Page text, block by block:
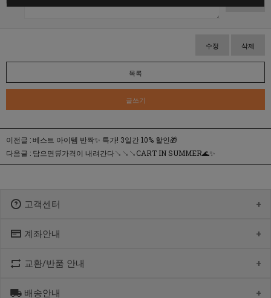
수정 삭제
목록
글쓰기
이전글 :베스트 아이템 반짝✨ 특가! 3일간 10% 할인🎁
다음글 : 담으면🛒가격이 내려간다↘↘↘CART IN SUMMER🌊✨
고객센터
1600-1766
[점심] 12:00 ~ 13:00
[금] 08:30 ~ 12:30
계좌안내
우리 1005-302-047686
교환/반품 안내
제품수령 후 반품을 하시려면 수령 후 7일 이내에 마이페이지내에서
배송안내